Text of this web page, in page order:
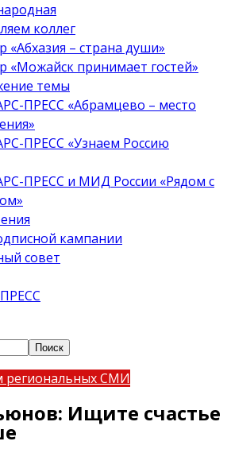
коллег
«Абхазия – страна души»
«Можайск принимает гостей»
темы
ПРЕСС «Абрамцево – место
ПРЕСС «Узнаем Россию
ПРЕСС и МИД России «Рядом с
кампании
совет
региональных СМИ
Ищите счастье